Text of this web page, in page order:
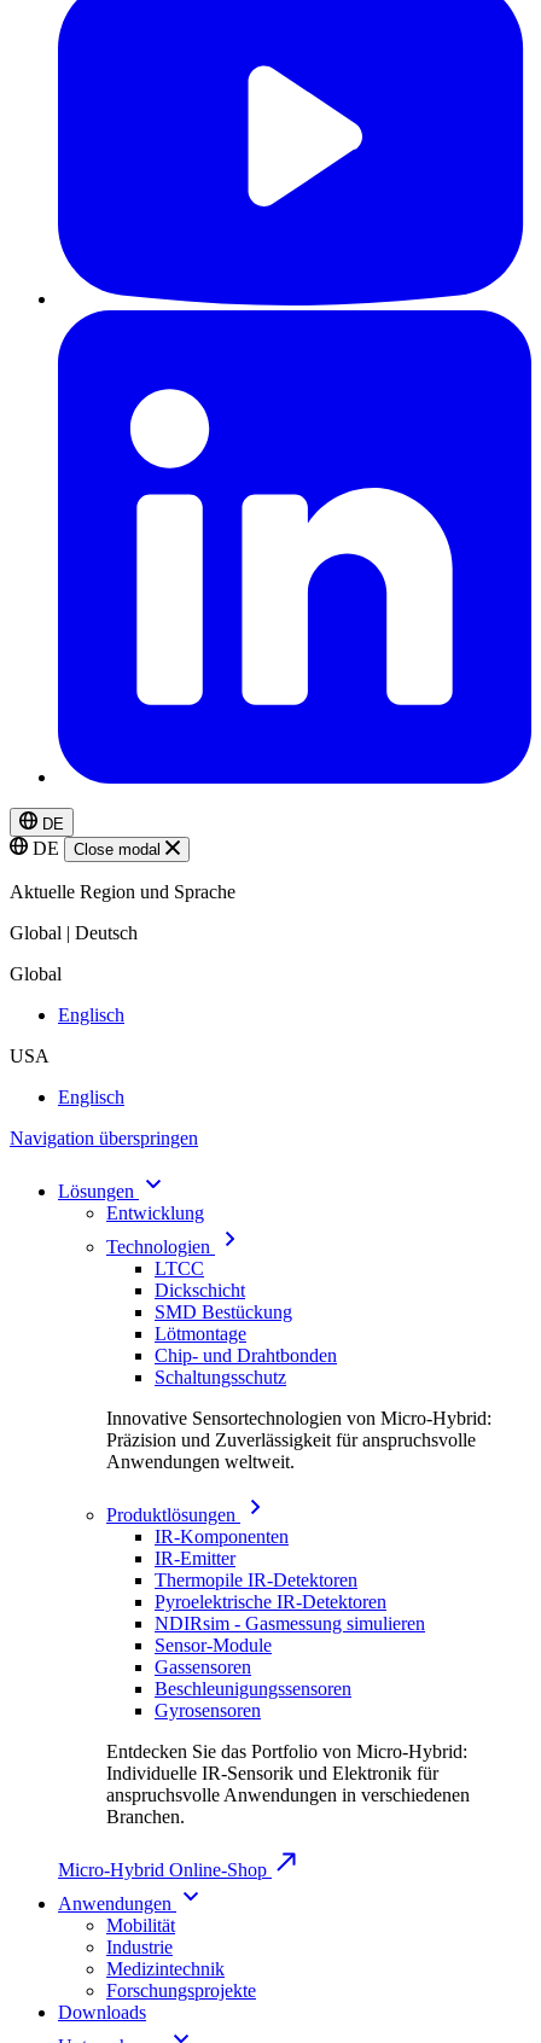
DE
DE Close modal
Aktuelle Region und Sprache
Global | Deutsch
Global
Englisch
USA
Englisch
Navigation überspringen
Lösungen
Entwicklung
Technologien
LTCC
Dickschicht
SMD Bestückung
Lötmontage
Chip- und Drahtbonden
Schaltungsschutz
Innovative Sensortechnologien von Micro-Hybrid:
Präzision und Zuverlässigkeit für anspruchsvolle
Anwendungen weltweit.
Produktlösungen
IR-Komponenten
IR-Emitter
Thermopile IR-Detektoren
Pyroelektrische IR-Detektoren
NDIRsim - Gasmessung simulieren
Sensor-Module
Gassensoren
Beschleunigungssensoren
Gyrosensoren
Entdecken Sie das Portfolio von Micro-Hybrid:
Individuelle IR-Sensorik und Elektronik für
anspruchsvolle Anwendungen in verschiedenen
Branchen.
Micro-Hybrid Online-Shop
Anwendungen
Mobilität
Industrie
Medizintechnik
Forschungsprojekte
Downloads